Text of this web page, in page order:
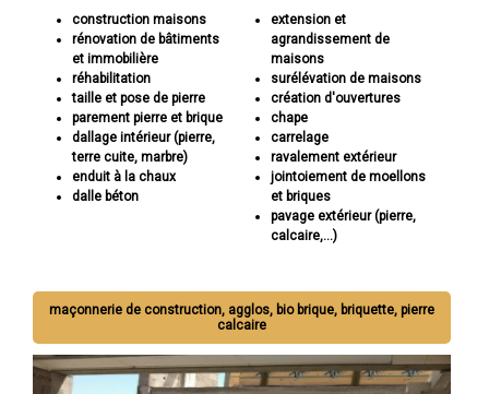
construction maisons
rénovation de bâtiments
et immobilière
réhabilitation
taille et pose de pierre
parement pierre et brique
dallage intérieur (pierre,
terre cuite, marbre)
enduit à la chaux
dalle béton
extension et
agrandissement de
maisons
surélévation de maisons
création d'ouvertures
chape
carrelage
ravalement extérieur
jointoiement de moellons
et briques
pavage extérieur (pierre,
calcaire,...)
maçonnerie de construction, agglos, bio brique, briquette, pierre
calcaire